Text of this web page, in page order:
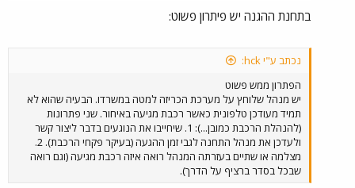
בתחנת ההגנה יש פיתרון פשוט:
נכתב ע"י hck:
הפתרון ממש פשוט
יש מנהל שלוחץ על מערכת הכריזה למטה במשרדו. הבעיה שהוא לא
תמיד מעודכן טלפונית כאשר רכבת מגיעה באיחור. שני פתרונות
(להנהלת הרכבת כמובן...): 1. שיחייבו את הנוגעים בדבר ליצור קשר
ולעדכן את מנהל התחנה לגבי זמן ההגעה (בעיקר פקחי הרכבת). 2.
מצלמה או שתיים בעזרתה המנהל רואה איזה רכבת מגיעה (וגם רואה
שבכל בסדר ברציף על הדרך).